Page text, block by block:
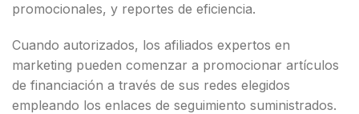
promocionales, y reportes de eficiencia.
Cuando autorizados, los afiliados expertos en
marketing pueden comenzar a promocionar artículos
de financiación a través de sus redes elegidos
empleando los enlaces de seguimiento suministrados.